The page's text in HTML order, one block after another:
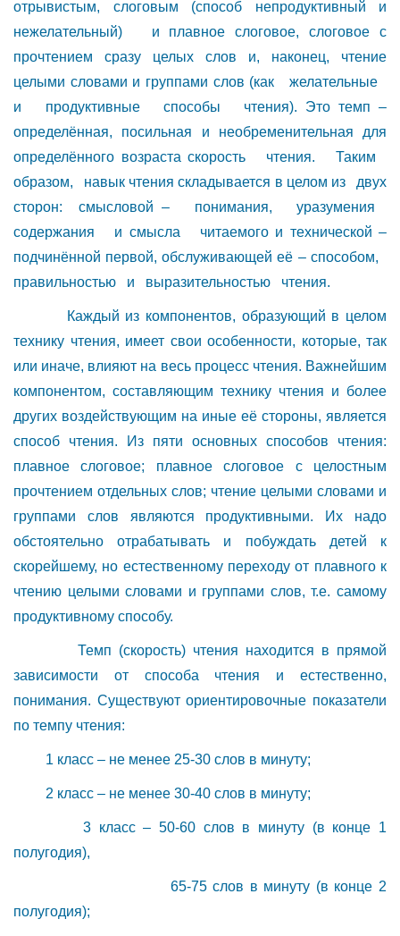
отрывистым, слоговым (способ непродуктивный и
нежелательный) и плавное слоговое, слоговое с
прочтением сразу целых слов и, наконец, чтение
целыми словами и группами слов (как желательные
и продуктивные способы чтения). Это темп –
определённая, посильная и необременительная для
определённого возраста скорость чтения. Таким
образом, навык чтения складывается в целом из двух
сторон: смысловой – понимания, уразумения
содержания и смысла читаемого и технической –
подчинённой первой, обслуживающей её – способом,
правильностью и выразительностью чтения.
Каждый из компонентов, образующий в целом
технику чтения, имеет свои особенности, которые, так
или иначе, влияют на весь процесс чтения. Важнейшим
компонентом, составляющим технику чтения и более
других воздействующим на иные её стороны, является
способ чтения. Из пяти основных способов чтения:
плавное слоговое; плавное слоговое с целостным
прочтением отдельных слов; чтение целыми словами и
группами слов являются продуктивными. Их надо
обстоятельно отрабатывать и побуждать детей к
скорейшему, но естественному переходу от плавного к
чтению целыми словами и группами слов, т.е. самому
продуктивному способу.
Темп (скорость) чтения находится в прямой
зависимости от способа чтения и естественно,
понимания. Существуют ориентировочные показатели
по темпу чтения:
1 класс – не менее 25-30 слов в минуту;
2 класс – не менее 30-40 слов в минуту;
3 класс – 50-60 слов в минуту (в конце 1
полугодия),
65-75 слов в минуту (в конце 2
полугодия);